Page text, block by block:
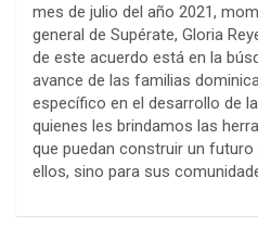
mes de julio del año 2021,
general de Supérate, Gloria
de este acuerdo está en la
avance de las familias
específico en el desarrollo de
quienes les brindamos las
que puedan construir un
ellos, sino para sus